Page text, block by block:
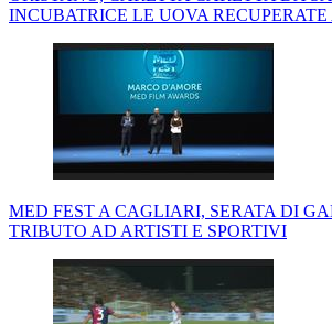
INCUBATRICE LE UOVA
MED FEST A CAGLIARI, SERATA DI
TRIBUTO AD ARTISTI E SPORTIVI